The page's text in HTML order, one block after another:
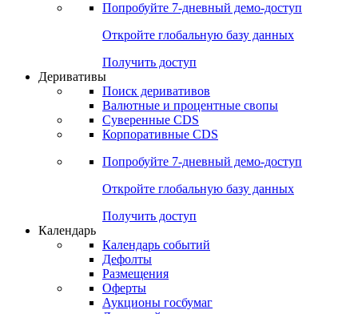
Попробуйте 7-дневный демо-доступ
Откройте глобальную базу данных
Получить доступ
Деривативы
Поиск деривативов
Валютные и процентные свопы
Суверенные CDS
Корпоративные CDS
Попробуйте 7-дневный демо-доступ
Откройте глобальную базу данных
Получить доступ
Календарь
Календарь событий
Дефолты
Размещения
Оферты
Аукционы госбумаг